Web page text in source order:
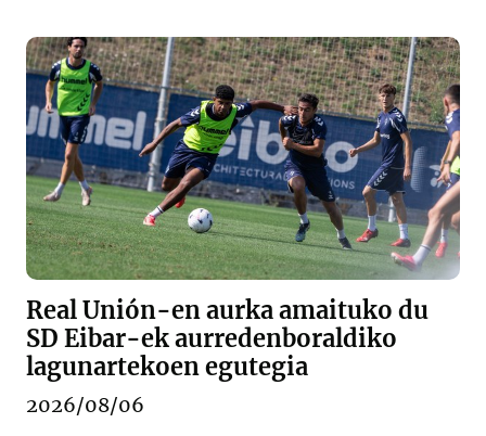
Real Unión-en aurka amaituko du
SD Eibar-ek aurredenboraldiko
lagunartekoen egutegia
2026/08/06